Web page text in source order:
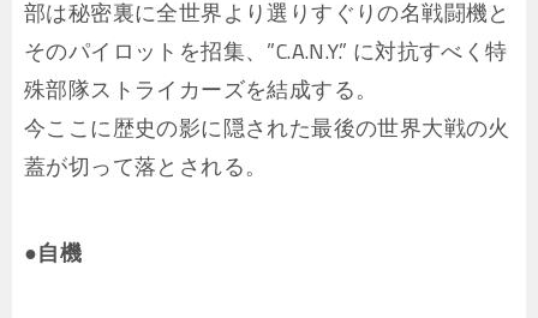
部は秘密裏に全世界より選りすぐりの名戦闘機と
そのパイロットを招集、”C.A.N.Y.” に対抗すべく特
殊部隊ストライカーズを結成する。
今ここに歴史の影に隠された最後の世界大戦の火
蓋が切って落とされる。
●自機